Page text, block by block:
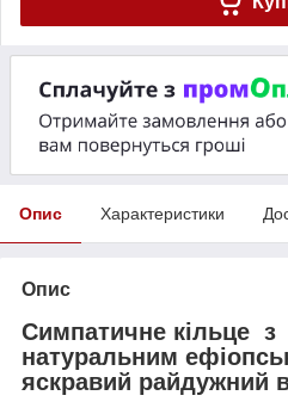
Опис Характеристики
Опис
Симпатичне кільце з
натуральним
яскравий райдужний